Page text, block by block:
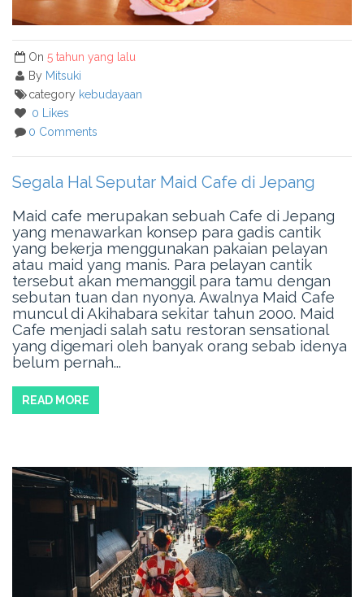
On 5 tahun yang lalu
By Mitsuki
category kebudayaan
0 Likes
0 Comments
Segala Hal Seputar Maid Cafe di Jepang
Maid cafe merupakan sebuah Cafe di Jepang
yang menawarkan konsep para gadis cantik
yang bekerja menggunakan pakaian pelayan
atau maid yang manis. Para pelayan cantik
tersebut akan memanggil para tamu dengan
sebutan tuan dan nyonya. Awalnya Maid Cafe
muncul di Akihabara sekitar tahun 2000. Maid
Cafe menjadi salah satu restoran sensational
yang digemari oleh banyak orang sebab idenya
belum pernah...
READ MORE